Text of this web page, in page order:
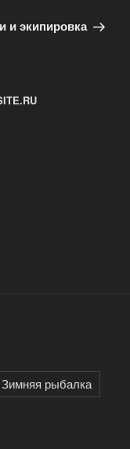
и экипировка
Зимняя рыбалка